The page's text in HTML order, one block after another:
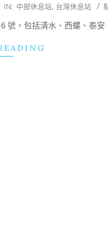
IN: 中部休息站, 台灣休息站
號，包括清水、西螺、泰安